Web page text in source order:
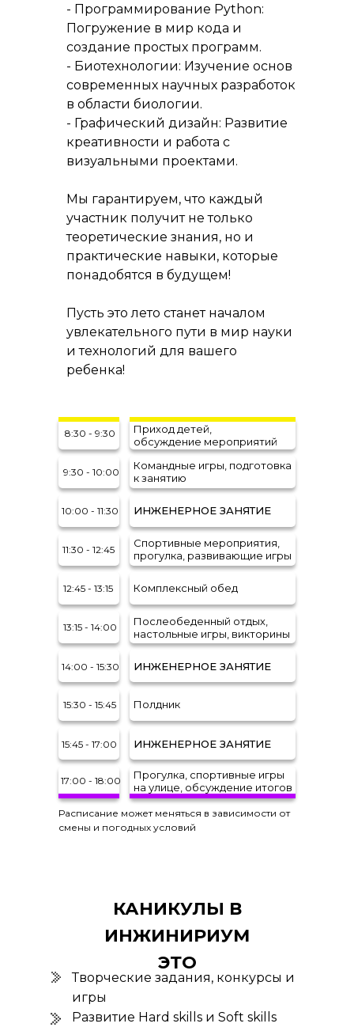
- Программирование Python:
Погружение в мир кода и
создание простых программ.
- Биотехнологии: Изучение основ
современных научных разработок
в области биологии.
- Графический дизайн: Развитие
креативности и работа с
визуальными проектами.
Мы гарантируем, что каждый
участник получит не только
теоретические знания, но и
практические навыки, которые
понадобятся в будущем!
Пусть это лето станет началом
увлекательного пути в мир науки
и технологий для вашего
ребенка!
8:30 - 9:30
Приход детей,
обсуждение мероприятий
9:30 - 10:00
Командные игры, подготовка
к занятию
10:00 - 11:30 ИНЖЕНЕРНОЕ ЗАНЯТИЕ
11:30 - 12:45
Спортивные мероприятия,
прогулка, развивающие игры
Расписание может меняться в зависимости от
смены и погодных условий
12:45 - 13:15 Комплексный обед
15:30 - 15:45 Полдник
17:00 - 18:00
Прогулка, спортивные игры
на улице, обсуждение итогов
13:15 - 14:00
Послеобеденный отдых,
настольные игры, викторины
14:00 - 15:30 ИНЖЕНЕРНОЕ ЗАНЯТИЕ
15:45 - 17:00 ИНЖЕНЕРНОЕ ЗАНЯТИЕ
КАНИКУЛЫ В
ИНЖИНИРИУМ
ЭТО
Творческие задания, конкурсы и
игры
Развитие Hard skills и Soft skills